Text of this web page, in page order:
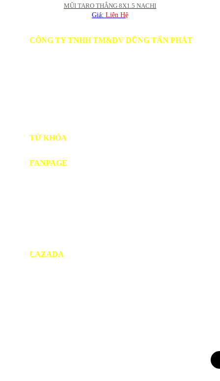
MŨI TARO THẲNG 8X1.5 NACHI
Giá: Liên Hệ
CÔNG TY TNHH TM&DV DŨNG TẤN PHÁT
TỪ KHÓA
FANPAGE
LAZADA
Cửa Hàng Trên LAZADA